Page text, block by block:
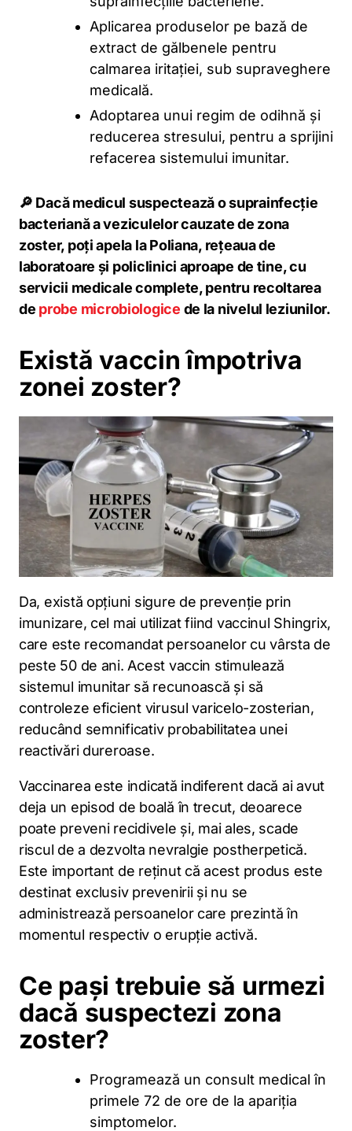
Aplicarea produselor pe bază de
extract de gălbenele pentru
calmarea iritației, sub supraveghere
medicală.
Adoptarea unui regim de odihnă și
reducerea stresului, pentru a sprijini
refacerea sistemului imunitar.
🔎 Dacă medicul suspectează o suprainfecție
bacteriană a veziculelor cauzate de zona
zoster, poți apela la Poliana, rețeaua de
laboratoare și policlinici aproape de tine, cu
servicii medicale complete, pentru recoltarea
de probe microbiologice de la nivelul leziunilor.
Există vaccin împotriva
zonei zoster?
Da, există opțiuni sigure de prevenție prin
imunizare, cel mai utilizat fiind vaccinul Shingrix,
care este recomandat persoanelor cu vârsta de
peste 50 de ani. Acest vaccin stimulează
sistemul imunitar să recunoască și să
controleze eficient virusul varicelo-zosterian,
reducând semnificativ probabilitatea unei
reactivări dureroase.
Vaccinarea este indicată indiferent dacă ai avut
deja un episod de boală în trecut, deoarece
poate preveni recidivele și, mai ales, scade
riscul de a dezvolta nevralgie postherpetică.
Este important de reținut că acest produs este
destinat exclusiv prevenirii și nu se
administrează persoanelor care prezintă în
momentul respectiv o erupție activă.
Ce pași trebuie să urmezi
dacă suspectezi zona
zoster?
Programează un consult medical în
primele 72 de ore de la apariția
simptomelor.